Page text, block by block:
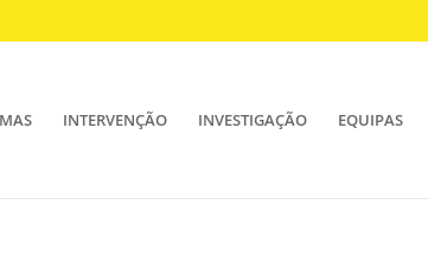
INTERVENÇÃO INVESTIGAÇÃO EQUIPAS